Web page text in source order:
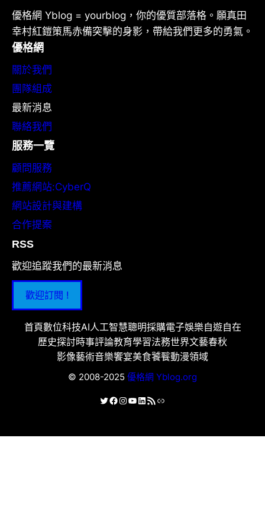
優格網 Yblog = yourblog，你的優質部落格。願真田
幸村紅鎧策馬赤備突擊的身影，帶給我們更多的勇氣。
優格網
關於我們
團隊組成
最新消息
聯絡我們
服務一覽
顧問服務
推薦網站:CyberQ
網站設計與建構
合作提案
RSS
歡迎追蹤我們的最新消息
歡迎訂閱 !
首頁數位科技AI人工智慧聰明採購電子娛樂自遊自在
歷史探討時事評論教育學習法務世界文藝春秋
影像藝術音樂饗宴美食饕餮動漫領域
© 2008-2025 優格網 Yblog.org
X Facebook
Instagram
YouTube
LinkedIn
RSS 資訊提供連結